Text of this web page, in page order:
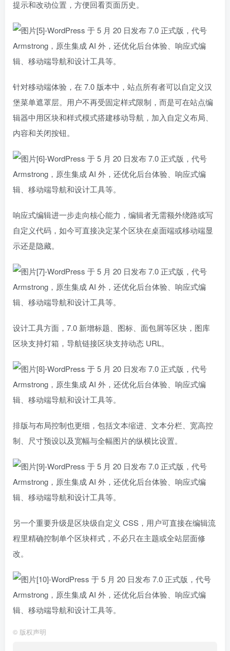
提示和改动位置，方便回看页面历史。
针对移动端体验，在 7.0 版本中，站点所有者可以自定义汉
堡菜单遮罩层。用户不再受固定样式限制，而是可在站点编
辑器中用区块和样式模式搭建移动导航，加入自定义布局、
内容和关闭按钮。
响应式编辑进一步走向核心能力，编辑者无需额外绕路或写
自定义代码，如今可直接决定某个区块在桌面端或移动端显
示还是隐藏。
设计工具方面，7.0 新增标题、图标、面包屑等区块，图库
区块支持灯箱，导航链接区块支持动态 URL。
排版与布局控制也更细，包括文本缩进、文本分栏、宽高控
制、尺寸预设以及宽幅与全幅图片的纵横比设置。
另一个重要升级是区块级自定义 CSS，用户可直接在编辑流
程里精确控制单个区块样式，不必只在主题或全站层面修
改。
© 版权声明